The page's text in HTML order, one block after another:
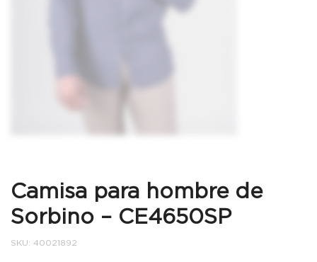
Camisa para hombre de
Sorbino – CE4650SP
SKU: 40021892